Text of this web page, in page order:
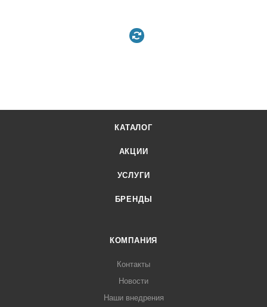
КАТАЛОГ
АКЦИИ
УСЛУГИ
БРЕНДЫ
КОМПАНИЯ
Контакты
Новости
Наши внедрения